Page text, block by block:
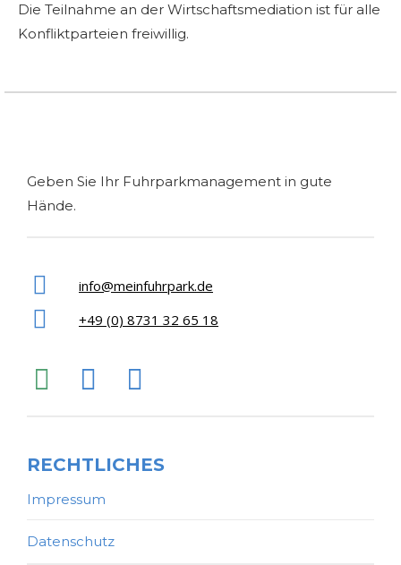
Die Teilnahme an der Wirtschaftsmediation ist für alle
Konfliktparteien freiwillig.
Geben Sie Ihr Fuhrparkmanagement in gute
Hände.
info@meinfuhrpark.de
+49 (0) 8731 32 65 18
WhatsApp
FacebookInstagram
RECHTLICHES
Impressum
Datenschutz